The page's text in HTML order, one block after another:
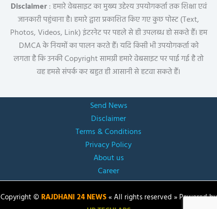
Disclaimer: हमारे वेबसाइट का मुख्य उद्देश्य उपयोगकर्ता तक शिक्षा एवं
जानकारी पहुंचाना है। हमारे द्वारा प्रकाशित किए गए कुछ पोस्ट (Text,
Photos, Videos, Link) इंटरनेट पर पहले से ही उपलब्ध हो सकते हैं। हम
DMCA के नियमों का पालन करते हैं। यदि किसी भी उपयोगकर्ता को
लगता है कि उनकी Copyright सामग्री हमारे वेबसाइट पर पाई गई है तो
वह हमसे संपर्क कर बहुत ही आसानी से हटवा सकते हैं।
Send News
Disclaimer
Terms & Conditions
Privacy Policy
About us
Career
Copyright © RAJDHANI 24 NEWS« All rights reserved » Powered by